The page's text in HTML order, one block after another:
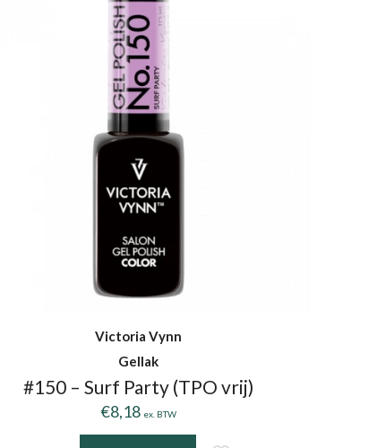
Victoria Vynn
Gellak
#150 – Surf Party (TPO vrij)
€8,18 ex. BTW